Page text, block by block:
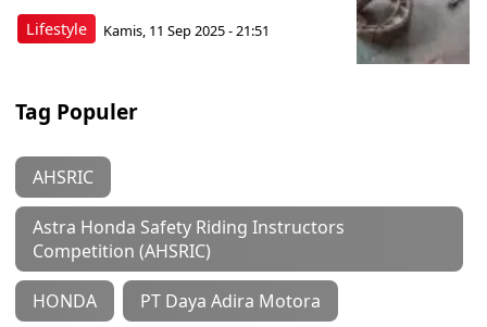
Lifestyle Kamis, 11 Sep 2025 - 21:51
Tag Populer
AHSRIC
Astra Honda Safety Riding Instructors
Competition (AHSRIC)
HONDA PT Daya Adira Motora